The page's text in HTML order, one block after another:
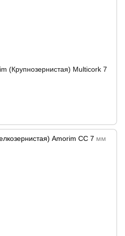
(Крупнозернистая) Multicork 7